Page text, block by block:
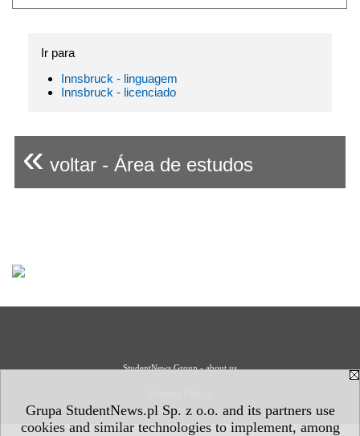
Grupa StudentNews.pl Sp. z o.o. and its partners use
cookies and similar technologies to implement, among
Ir para
Innsbruck - linguagem
Innsbruck - licenciado
« voltar - Área de estudos
StudentNews Group - about us